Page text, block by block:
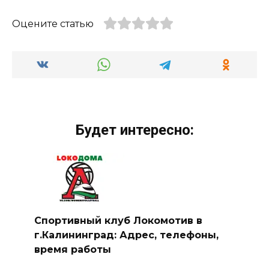
Оцените статью
Будет интересно:
Спортивный клуб Локомотив в
г.Калининград: Адрес, телефоны,
время работы